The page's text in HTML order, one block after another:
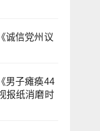
诚信党州议
男子瘫痪44
报纸消磨时